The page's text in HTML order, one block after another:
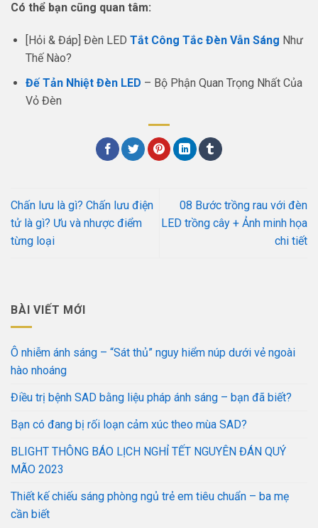
Có thể bạn cũng quan tâm:
[Hỏi & Đáp] Đèn LED Tắt Công Tắc Đèn Vẫn Sáng Như
Thế Nào?
Đế Tản Nhiệt Đèn LED – Bộ Phận Quan Trọng Nhất Của
Vỏ Đèn
Chấn lưu là gì? Chấn lưu điện
tử là gì? Ưu và nhược điểm
từng loại
08 Bước trồng rau với đèn
LED trồng cây + Ảnh minh họa
chi tiết
BÀI VIẾT MỚI
Ô nhiễm ánh sáng – “Sát thủ” nguy hiểm núp dưới vẻ ngoài
hào nhoáng
Điều trị bệnh SAD bằng liệu pháp ánh sáng – bạn đã biết?
Bạn có đang bị rối loạn cảm xúc theo mùa SAD?
BLIGHT THÔNG BÁO LỊCH NGHỈ TẾT NGUYÊN ĐÁN QUÝ
MÃO 2023
Thiết kế chiếu sáng phòng ngủ trẻ em tiêu chuẩn – ba mẹ
cần biết